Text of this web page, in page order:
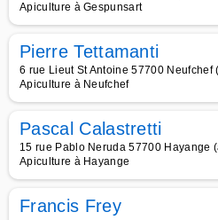
Apiculture à Gespunsart
Pierre Tettamanti
6 rue Lieut St Antoine 57700 Neufchef
Apiculture à Neufchef
Pascal Calastretti
15 rue Pablo Neruda 57700 Hayange
Apiculture à Hayange
Francis Frey